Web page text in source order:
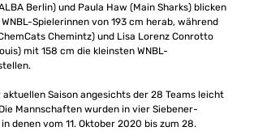
Berlin) und Paula Haw (Main Sharks) blicken
Spielerinnen von 193 cm herab, während
Chemintz) und Lisa Lorenz Conrotto
mit 158 cm die kleinsten WNBL-
aktuellen Saison angesichts der 28 Teams leicht
Mannschaften wurden in vier Siebener-
denen vom 11. Oktober 2020 bis zum 28.